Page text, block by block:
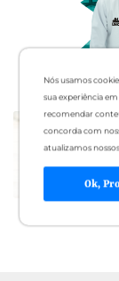
Nós usamos
sua experiência
recomendar
concorda com
atualizamos nossos
Ok,